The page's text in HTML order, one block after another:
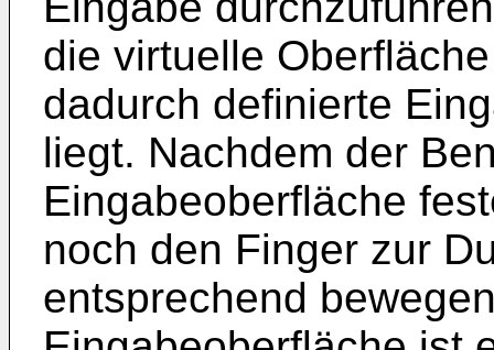
die virtuelle
dadurch definierte
liegt. Nachdem der
Eingabeoberfläche
noch den Finger zur
entsprechend